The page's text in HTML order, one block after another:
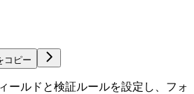
コピー
ールドと検証ルールを設定し、フォ